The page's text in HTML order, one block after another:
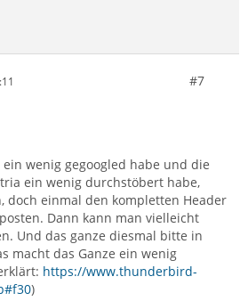
#7
wenig gegoogled habe und die
ein wenig durchstöbert habe,
doch einmal den kompletten Header
Dann kann man vielleicht
Und das ganze diesmal bitte in
macht das Ganze ein wenig
https://www.thunderbird-
)